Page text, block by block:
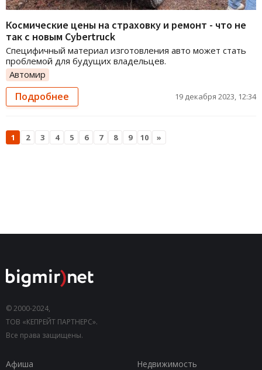
Космические цены на страховку и ремонт - что не
так с новым Cybertruck
Специфичный материал изготовления авто может стать
проблемой для будущих владельцев.
Автомир
Подробнее 19 декабря 2023, 12:34
1 2 3 4 5 6 7 8 9 10 »
© 2000-2024,
ТОВ «КЕПРЕЙТ ПАРТНЕРС».
Все права защищены.
Афиша
Недвижимость